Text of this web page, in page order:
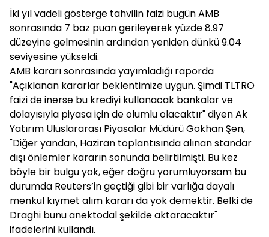
İki yıl vadeli gösterge tahvilin faizi bugün AMB
sonrasında 7 baz puan gerileyerek yüzde 8.97
düzeyine gelmesinin ardından yeniden dünkü 9.04
seviyesine yükseldi.
AMB kararı sonrasında yayımladığı raporda
"Açıklanan kararlar beklentimize uygun. Şimdi TLTRO
faizi de inerse bu krediyi kullanacak bankalar ve
dolayısıyla piyasa için de olumlu olacaktır" diyen Ak
Yatırım Uluslararası Piyasalar Müdürü Gökhan Şen,
"Diğer yandan, Haziran toplantısında alınan standar
dışı önlemler kararın sonunda belirtilmişti. Bu kez
böyle bir bulgu yok, eğer doğru yorumluyorsam bu
durumda Reuters’in geçtiği gibi bir varlığa dayalı
menkul kıymet alım kararı da yok demektir. Belki de
Draghi bunu anektodal şekilde aktaracaktır"
ifadelerini kullandı.